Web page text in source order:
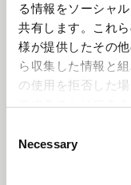
る情報をソーシャ
共有します。これ
様が提供したその
ら収集した情報と
の使用を拒否した
スすることはでき
Necessary
しては、12月
ットキャッチャ
プライズ景品
会をお見逃しな